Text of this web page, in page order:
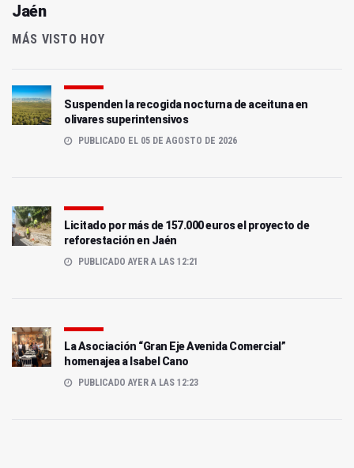
Jaén
MÁS VISTO HOY
Suspenden la recogida nocturna de aceituna en
olivares superintensivos
PUBLICADO EL 05 DE AGOSTO DE 2026
Licitado por más de 157.000 euros el proyecto de
reforestación en Jaén
PUBLICADO AYER A LAS 12:21
La Asociación “Gran Eje Avenida Comercial”
homenajea a Isabel Cano
PUBLICADO AYER A LAS 12:23